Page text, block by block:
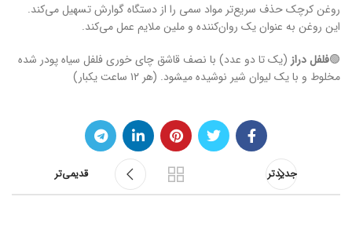
روغن کرچک حذف سریع‌تر مواد سمی را از دستگاه گوارش تسهیل می‌کند.
این روغن به عنوان یک روان‌کننده و ملین ملایم عمل می‌کند.
🟢فلفل دراز (یک تا دو عدد) با نصف قاشق چای خوری فلفل سیاه پودر شده
مخلوط و با یک لیوان شیر نوشیده میشود. (هر ۱۲ ساعت یکبار)
جدیدتر قدیمی‌تر